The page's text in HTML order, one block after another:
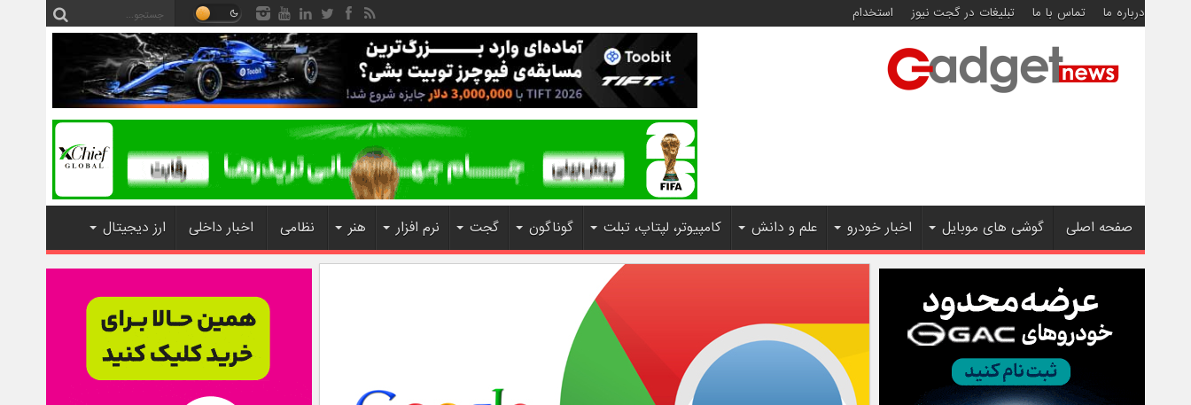
درباره ما تماس با ما تبلیغات در گجت نیوز استخدام
صفحه اصلی گوشی های موبایل اخبار خودرو علم و دانش کامپیوتر، لپتاپ، تبلت گوناگون گجت نرم افزار هنر نظامی اخبار داخلی ارز دیجیتال